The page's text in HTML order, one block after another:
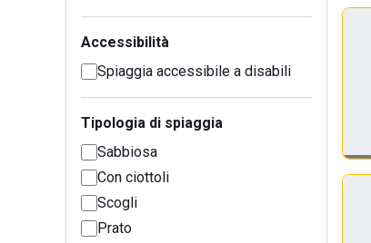
Accessibilità
Spiaggia accessibile a disabili
Tipologia di spiaggia
Sabbiosa
Con ciottoli
Scogli
Prato